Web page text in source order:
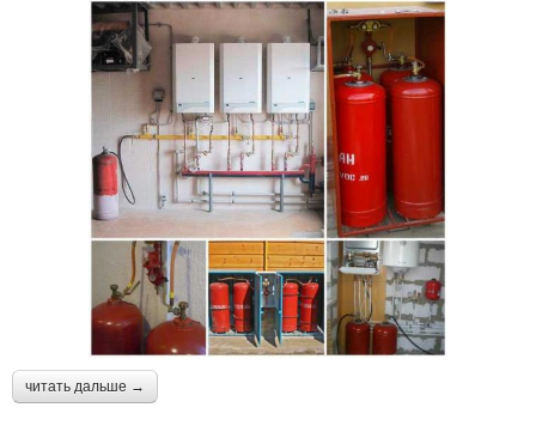
читать дальше →